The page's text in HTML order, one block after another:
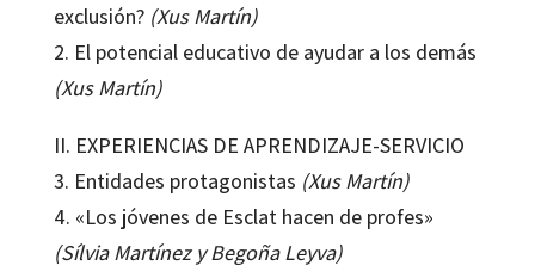
exclusión? (Xus Martín)
2. El potencial educativo de ayudar a los demás
(Xus Martín)
II. EXPERIENCIAS DE APRENDIZAJE-SERVICIO
3. Entidades protagonistas (Xus Martín)
4. «Los jóvenes de Esclat hacen de profes»
(Sílvia Martínez y Begoña Leyva)